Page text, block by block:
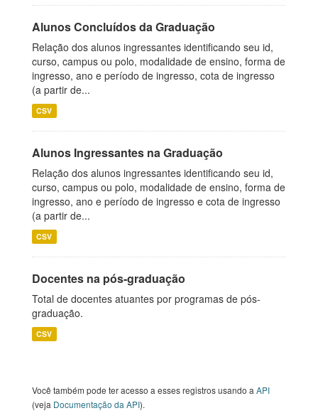
Alunos Concluídos da Graduação
Relação dos alunos ingressantes identificando seu id,
curso, campus ou polo, modalidade de ensino, forma de
ingresso, ano e período de ingresso, cota de ingresso
(a partir de...
CSV
Alunos Ingressantes na Graduação
Relação dos alunos ingressantes identificando seu id,
curso, campus ou polo, modalidade de ensino, forma de
ingresso, ano e período de ingresso e cota de ingresso
(a partir de...
CSV
Docentes na pós-graduação
Total de docentes atuantes por programas de pós-
graduação.
CSV
Você também pode ter acesso a esses registros usando a API
(veja Documentação da API).